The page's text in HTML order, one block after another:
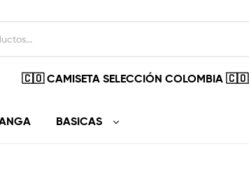
🇨🇴 CAMISETA SELECCIÓN COLOMBIA 🇨🇴
BASICAS